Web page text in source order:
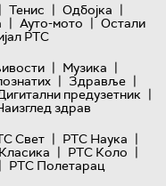
| Тенис | Одбојка |
| Ауто-мото | Остали
РТС
| Музика |
| Здравље |
предузетник |
здрав
Свет | РТС Наука |
| РТС Коло |
| РТС Полетарац